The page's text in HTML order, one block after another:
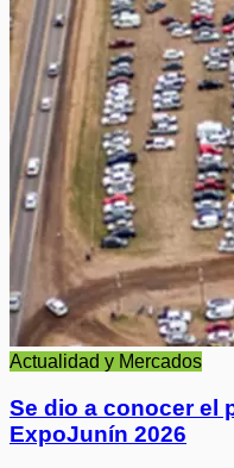
Actualidad y Mercados
Se dio a conocer el
ExpoJunín 2026